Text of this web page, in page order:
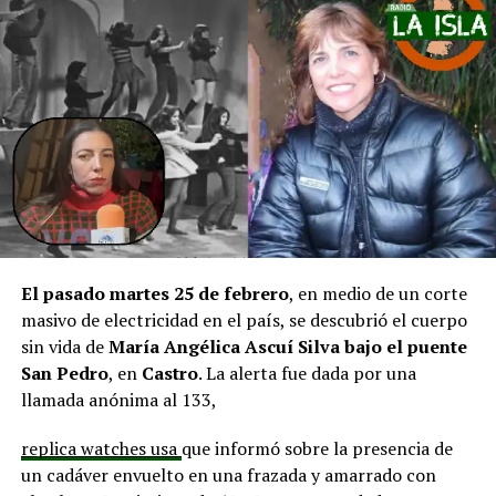
pero que se ha solicitado priorizar proyectos que estén
en línea con una disminución de los montos disponibles,
agregando que en su comuna tienen iniciativas
aprobadas que aún esperan financiamiento, como la
infraestructura del Club Deportivo Bernardo O’Higgins
y el cierre perimetral del Club Deportivo Aucar, obras
fundamentales para el desarrollo comunitario.
El alcalde de Quemchi, Javier Ugarte, expresó una
situación similar, señalando que en su comuna tienen
proyectos elegibles tanto en PMU como en PMB, pero
que hasta la fecha no han recibido respuesta clara sobre
si se entregarán los recursos.“Preocupa esta situación,
estos son proyectos que vienen trabajándose desde
hace tiempo y que hoy están en riesgo por la falta de
En la comuna deCuraco de Vélez, la alcaldesa Javiera
El pasado martes 25 de febrero, en medio de un corte
masivo de electricidad en el país, se descubrió el cuerpo
sin vida deMaría Angélica Ascuí Silvabajo el puente
San Pedro, en Castro. La alerta fue dada por una
llamada anónima al 133,
replica watches usa que informó sobre la presencia de
un cadáver envuelto en una frazada y amarrado con